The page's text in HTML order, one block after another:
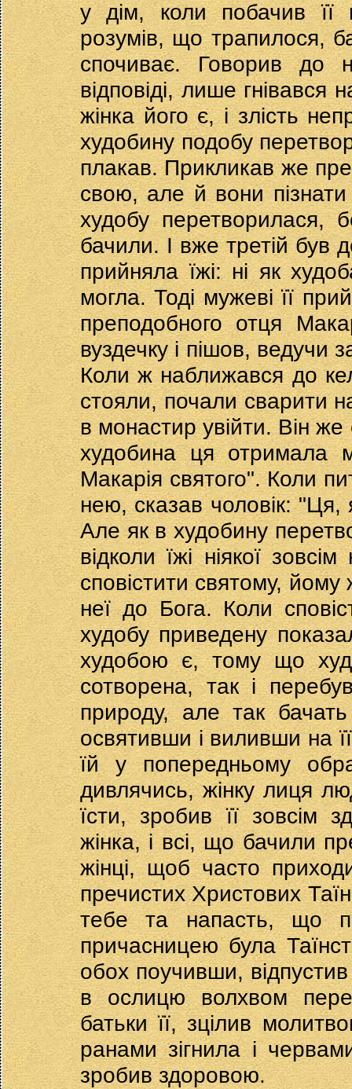
у дім, коли побачив її
розумів, що трапилося,
спочиває. Говорив до
відповіді, лише
жінка його є, і злість
худобину подобу
плакав. Прикликав же
свою, але й вони
худобу перетворилася,
бачили. І вже третій був
прийняла їжі: ні як
могла. Тоді мужеві її
преподобного отця
вуздечку і пішов, ведучи
Коли ж наближався до
стояли, почали сварити
в монастир увійти. Він
худобина ця отримала
Макарія святого". Коли
нею, сказав чоловік: "Ця,
Але як в худобину
відколи їжі ніякої
сповістити святому,
неї до Бога. Коли
худобу приведену
худобою є, тому що
сотворена, так і
природу, але так
освятивши і виливши на
їй у попередньому
дивлячись, жінку лиця
їсти, зробив її зовсім
жінка, і всі, що бачили
жінці, щоб часто
пречистих Христових
тебе та напасть, що
причасницею була
обох поучивши,
в ослицю волхвом
батьки її, зцілив
ранами зігнила і
зробив здоровою.